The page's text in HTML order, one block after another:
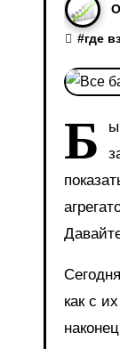
#где
Б
как с